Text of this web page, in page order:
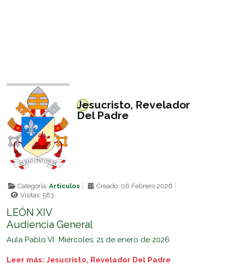
Jesucristo, Revelador
Del Padre
Categoría: Artículos
Creado: 06 Febrero 2026
Visitas: 583
LEÓN XIV
Audiencia General
Aula Pablo VI Miércoles, 21 de enero de 2026
Leer más: Jesucristo, Revelador Del Padre